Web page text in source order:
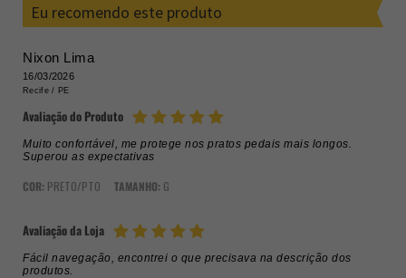
Eu recomendo este produto
Nixon Lima
16/03/2026
Recife / PE
Avaliação do Produto
Muito confortável, me protege nos pratos pedais mais longos.
Superou as expectativas
COR: PRETO/PTO TAMANHO: G
Avaliação da Loja
Fácil navegação, encontrei o que precisava na descrição dos
produtos.